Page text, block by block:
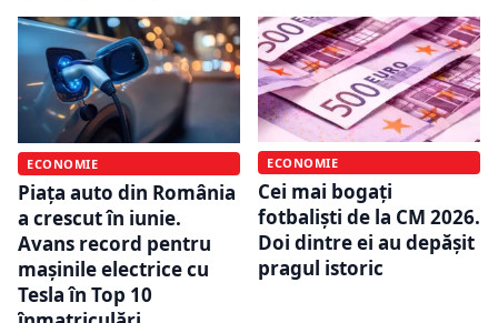
ECONOMIE
Piața auto din România
a crescut în iunie.
Avans record pentru
mașinile electrice cu
Tesla în Top 10
ECONOMIE
Cei mai bogați
fotbaliști de la CM 2026.
Doi dintre ei au depășit
pragul istoric